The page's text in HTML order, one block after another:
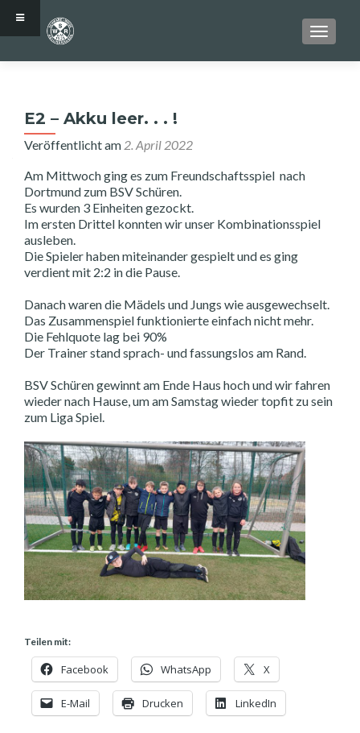
E2 – Akku leer. . . !
Veröffentlicht am 2. April 2022
Am Mittwoch ging es zum Freundschaftsspiel nach
Dortmund zum BSV Schüren.
Es wurden 3 Einheiten gezockt.
Im ersten Drittel konnten wir unser Kombinationsspiel
ausleben.
Die Spieler haben miteinander gespielt und es ging
verdient mit 2:2 in die Pause.
Danach waren die Mädels und Jungs wie ausgewechselt.
Das Zusammenspiel funktionierte einfach nicht mehr.
Die Fehlquote lag bei 90%
Der Trainer stand sprach- und fassungslos am Rand.
BSV Schüren gewinnt am Ende Haus hoch und wir fahren
wieder nach Hause, um am Samstag wieder topfit zu sein
zum Liga Spiel.
Teilen mit:
Facebook WhatsApp X
E-Mail Drucken LinkedIn